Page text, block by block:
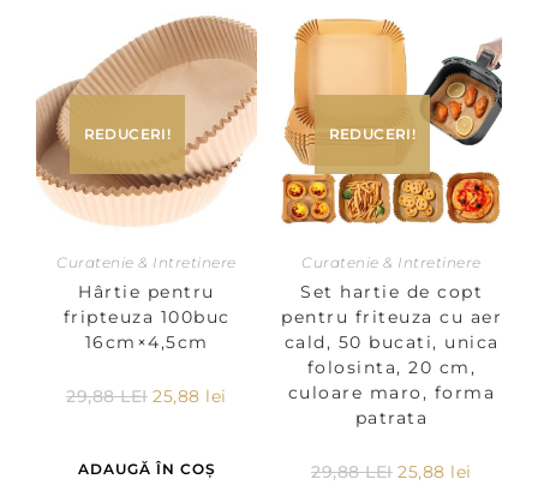
REDUCERI!
Curatenie & Intretinere
Hârtie pentru
fripteuza 100buc
16cm×4,5cm
29,88LEI 25,88 lei
ADAUGĂ ÎN COȘ
REDUCERI!
Curatenie & Intretinere
Set hartie de copt
pentru friteuza cu aer
cald, 50 bucati, unica
folosinta, 20 cm,
culoare maro, forma
patrata
29,88LEI 25,88 lei